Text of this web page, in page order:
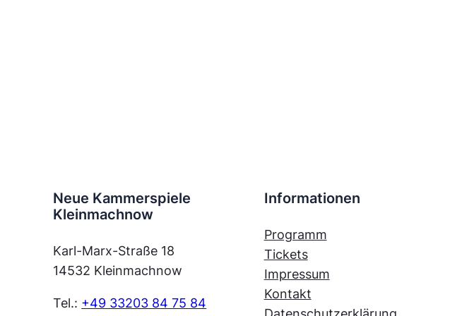
Neue Kammerspiele
Kleinmachnow
Karl-Marx-Straße 18
14532 Kleinmachnow
Tel.: +49 33203 84 75 84
Informationen
Programm
Tickets
Impressum
Kontakt